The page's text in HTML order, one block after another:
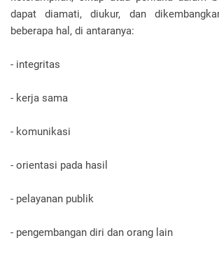
dapat diamati, diukur, dan
beberapa hal, di antaranya:
- integritas
- kerja sama
- komunikasi
- orientasi pada hasil
- pelayanan publik
- pengembangan diri dan orang lain